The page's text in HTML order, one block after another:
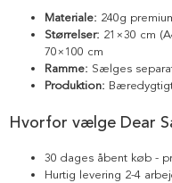
Materiale: 240g
Størrelser: 21×30 cm
70×100 cm
Ramme: Sælges
Produktion:
Hvorfor vælge Dear
30 dages åbent køb -
Hurtig levering 2-4